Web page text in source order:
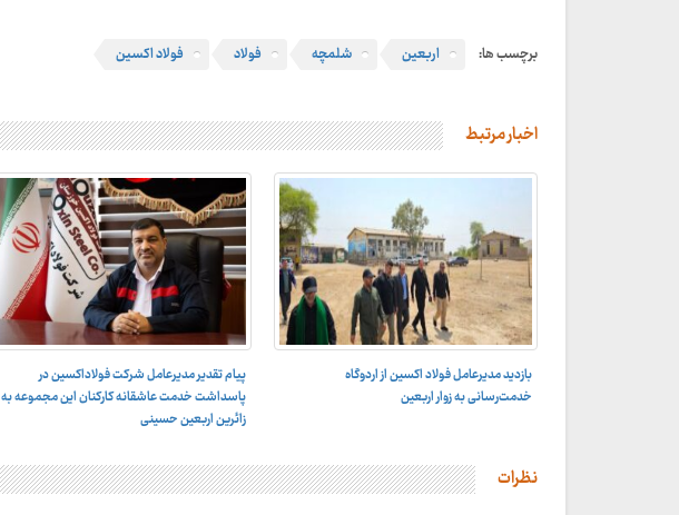
برچسب ها: اربعین شلمچه فولاد فولاد اکسین
اخبار مرتبط
بازدید مدیرعامل فولاد اکسین از اردوگاه
خدمت‌رسانی به زوار اربعین
پیام تقدیر مدیرعامل شرکت فولاداکسین در
پاسداشت خدمت عاشقانه کارکنان این مجموعه به
زائرین اربعین حسینی
نظرات